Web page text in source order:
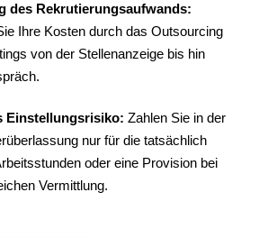
des Rekrutierungsaufwands:
Ihre Kosten durch das Outsourcing
von der Stellenanzeige bis hin
Einstellungsrisiko: Zahlen Sie in der
nur für die tatsächlich
oder eine Provision bei
Vermittlung.